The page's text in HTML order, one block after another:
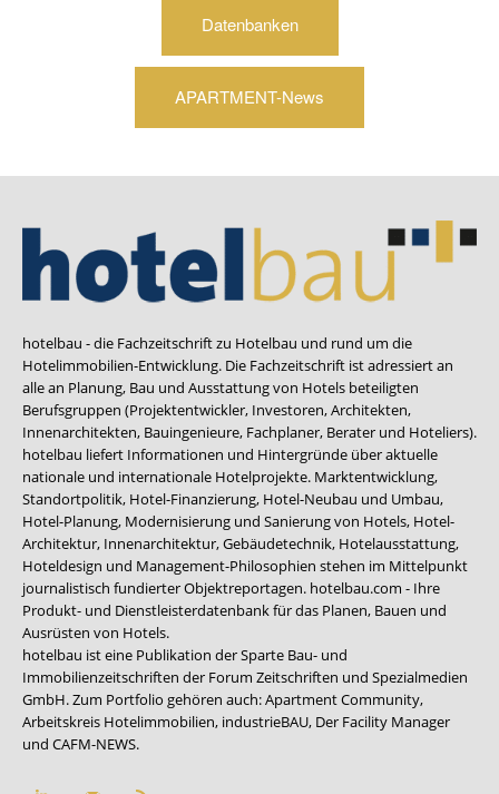
Datenbanken
APARTMENT-News
hotelbau - die Fachzeitschrift zu Hotelbau und rund um die
Hotelimmobilien-Entwicklung. Die Fachzeitschrift ist adressiert an
alle an Planung, Bau und Ausstattung von Hotels beteiligten
Berufsgruppen (Projektentwickler, Investoren, Architekten,
Innenarchitekten, Bauingenieure, Fachplaner, Berater und Hoteliers).
hotelbau liefert Informationen und Hintergründe über aktuelle
nationale und internationale Hotelprojekte. Marktentwicklung,
Standortpolitik, Hotel-Finanzierung, Hotel-Neubau und Umbau,
Hotel-Planung, Modernisierung und Sanierung von Hotels, Hotel-
Architektur, Innenarchitektur, Gebäudetechnik, Hotelausstattung,
Hoteldesign und Management-Philosophien stehen im Mittelpunkt
journalistisch fundierter Objektreportagen. hotelbau.com - Ihre
Produkt- und Dienstleisterdatenbank für das Planen, Bauen und
Ausrüsten von Hotels.
hotelbau ist eine Publikation der Sparte Bau- und
Immobilienzeitschriften der Forum Zeitschriften und Spezialmedien
GmbH. Zum Portfolio gehören auch:Apartment Community,
Arbeitskreis Hotelimmobilien, industrieBAU, Der Facility Manager
und CAFM-NEWS.